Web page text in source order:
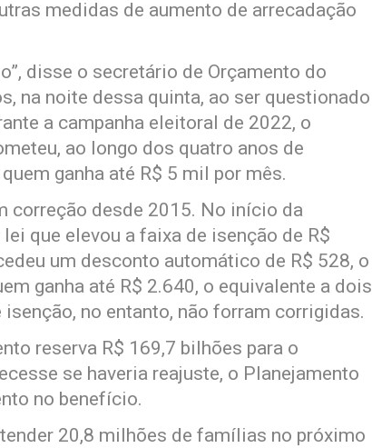
medidas de aumento de arrecadação
disse o secretário de Orçamento do
na noite dessa quinta, ao ser questionado
a campanha eleitoral de 2022, o
ao longo dos quatro anos de
ganha até R$ 5 mil por mês.
correção desde 2015. No início da
que elevou a faixa de isenção de R$
um desconto automático de R$ 528, o
ganha até R$ 2.640, o equivalente a dois
no entanto, não forram corrigidas.
reserva R$ 169,7 bilhões para o
se haveria reajuste, o Planejamento
no benefício.
20,8 milhões de famílias no próximo